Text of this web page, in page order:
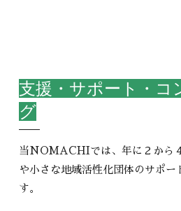
支援・サポート・コ
グ
当NOMACHIでは、年に２から
や小さな地域活性化団体のサポー
す。